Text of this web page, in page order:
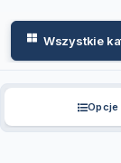
Wszystkie
Opcje